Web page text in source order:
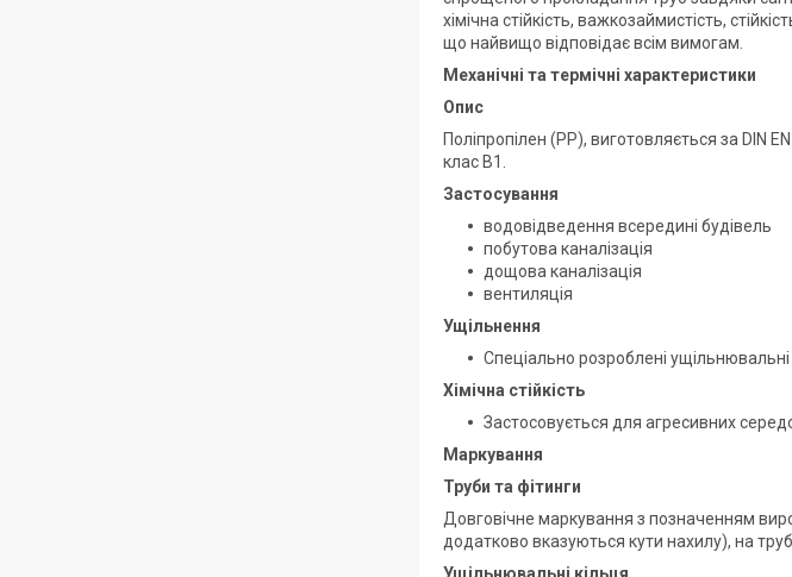
хімічна стійкість, важкозаймистість,
що найвищо відповідає всім вимогам.
Механічні та термічні характеристики
Опис
Поліпропілен (PP), виготовляється за DIN
клас B1.
Застосування
водовідведення всередині будівель
побутова каналізація
дощова каналізація
вентиляція
Ущільнення
Спеціально розроблені
Хімічна стійкість
Застосовується для агресивних
Маркування
Труби та фітинги
Довговічне маркування з позначенням
додатково вказуються кути нахилу), на